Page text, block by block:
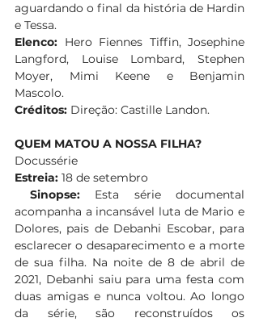
aguardando o final da história de Hardin
e Tessa.
Elenco: Hero Fiennes Tiffin, Josephine
Langford, Louise Lombard, Stephen
Moyer, Mimi Keene e Benjamin
Mascolo.
Créditos: Direção: Castille Landon.
QUEM MATOU A NOSSA FILHA?
Docussérie
Estreia: 18 de setembro
Sinopse: Esta série documental
acompanha a incansável luta de Mario e
Dolores, pais de Debanhi Escobar, para
esclarecer o desaparecimento e a morte
de sua filha. Na noite de 8 de abril de
2021, Debanhi saiu para uma festa com
duas amigas e nunca voltou. Ao longo
da série, são reconstruídos os